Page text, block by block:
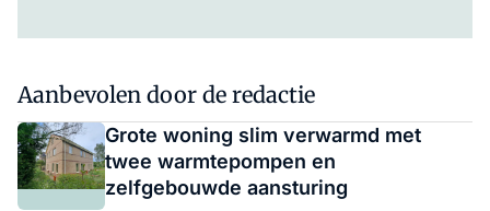
Aanbevolen door de redactie
Grote woning slim verwarmd met
twee warmtepompen en
zelfgebouwde aansturing